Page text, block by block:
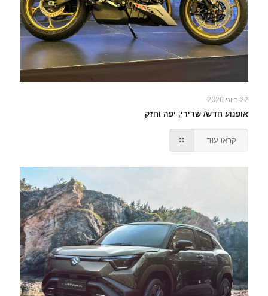
22 ביוני 2026
אופנוע חדש/ שרירי, יפה וחזק
קראו עוד